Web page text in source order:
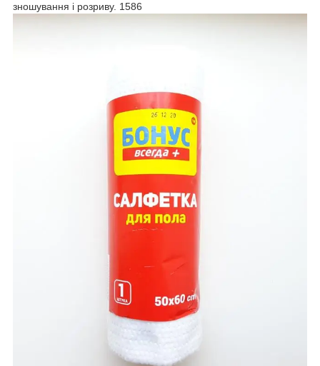
зношування і розриву. 1586